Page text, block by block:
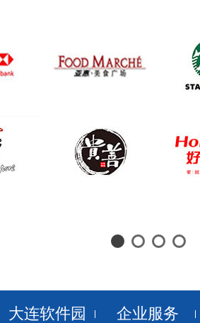
大连软件园 企业服务